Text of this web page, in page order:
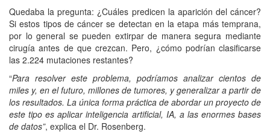
Quedaba la pregunta: ¿Cuáles predicen la aparición del cáncer?
Si estos tipos de cáncer se detectan en la etapa más temprana,
por lo general se pueden extirpar de manera segura mediante
cirugía antes de que crezcan. Pero, ¿cómo podrían clasificarse
las 2.224 mutaciones restantes?
“Para resolver este problema, podríamos analizar cientos de
miles y, en el futuro, millones de tumores, y generalizar a partir de
los resultados. La única forma práctica de abordar un proyecto de
este tipo es aplicar inteligencia artificial, IA, a las enormes bases
de datos”, explica el Dr. Rosenberg.